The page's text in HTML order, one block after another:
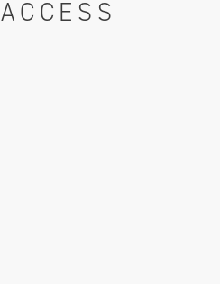
ACCESS